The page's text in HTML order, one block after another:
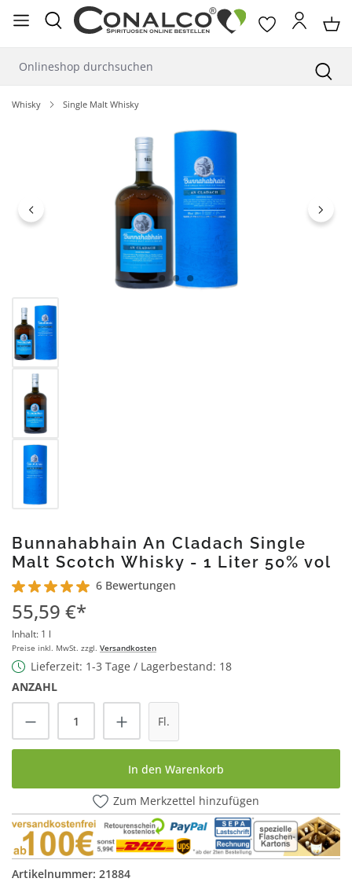
springen
Whisky Single Malt Whisky
Bunnahabhain An Cladach Single
Malt Scotch Whisky - 1 Liter 50% vol
Durchschnittliche Bewertung von 5 von 5 Sternen
6 Bewertungen
55,59 €*
Inhalt: 1 l
Preise inkl. MwSt. zzgl. Versandkosten
Lieferzeit: 1-3 Tage / Lagerbestand: 18
ANZAHL
Produkt Anzahl: Gib den gewünschten
Fl.
In den Warenkorb
Zum Merkzettel hinzufügen
Artikelnummer: 21884